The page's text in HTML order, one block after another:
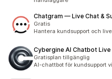
Chatgram — Live Chat &
Gratis
Hantera kundsupport och
Cybergine AI Chatbot Live
Gratisplan tillgänglig
AI-chattbot för kundsupport